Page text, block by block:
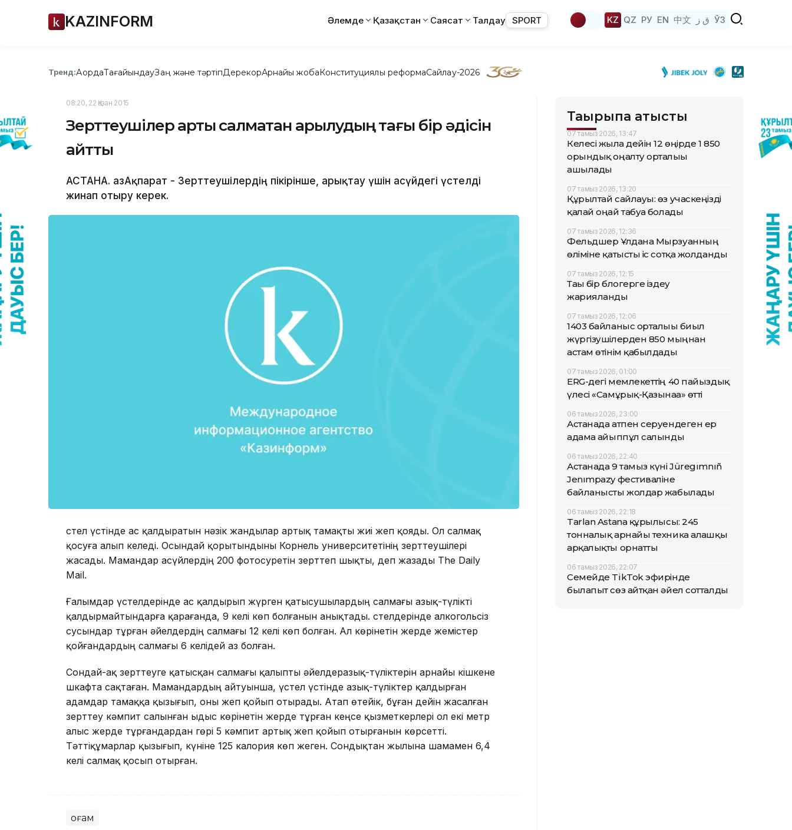
KAZINFORM Әлемде Қазақстан Саясат Талдау SPORT KZ QZ РУ EN 中文 ق ز ЎЗ
Тренд:АқордаТағайындауЗаң және тәртіпДерекқорАрнайы жобаКонституциялық реформаСайлау-2026
08:20, 22 Қазан 2015
Зерттеушілер артық салмақтан арылудың тағы бір әдісін
айтты
АСТАНА. ҚазАқпарат - Зерттеушілердің пікірінше, арықтау үшін асүйдегі үстелді
жинап отыру керек.
Үстел үстінде ас қалдыратын нәзік жандылар артық тамақты жиі жеп қояды. Ол салмақ
қосуға алып келеді. Осындай қорытындыны Корнель университетінің зерттеушілері
жасады. Мамандар асүйлердің 200 фотосуретін зерттеп шықты, деп жазады The Daily
Mail.
Ғалымдар үстелдерінде ас қалдырып жүрген қатысушылардың салмағы азық-түлікті
қалдырмайтындарға қарағанда, 9 келі көп болғанын анықтады. Үстелдерінде алкогольсіз
сусындар тұрған әйелдердің салмағы 12 келі көп болған. Ал көрінетін жерде жемістер
қойғандардың салмағы 6 келідей аз болған.
Сондай-ақ зерттеуге қатысқан салмағы қалыпты әйелдеразық-түліктерін арнайы кішкене
шкафта сақтаған. Мамандардың айтуынша, үстел үстінде азық-түліктер қалдырған
адамдар тамаққа қызығып, оны жеп қойып отырады. Атап өтейік, бұған дейін жасалған
зерттеу кәмпит салынған ыдыс көрінетін жерде тұрған кеңсе қызметкерлері ол екі метр
алыс жерде тұрғандардан гөрі 5 кәмпит артық жеп қойып отырғанын көрсетті.
Тәттіқұмарлар қызығып, күніне 125 калория көп жеген. Сондықтан жылына шамамен 6,4
келі салмақ қосып отырған.
Қоғам
Тақырыпқа қатысты
07 тамыз 2026, 13:47
Келесі жылға дейін 12 өңірде 1 850
орындық оңалту орталығы
ашылады
07 тамыз 2026, 13:20
Құрылтай сайлауы: өз учаскеңізді
қалай оңай табуға болады
07 тамыз 2026, 12:36
Фельдшер Ұлдана Мырзуанның
өліміне қатысты іс сотқа жолданды
07 тамыз 2026, 12:15
Тағы бір блогерге іздеу
жарияланды
07 тамыз 2026, 12:06
1403 байланыс орталығы биыл
жүргізушілерден 850 мыңнан
астам өтінім қабылдады
07 тамыз 2026, 01:00
ERG-дегі мемлекеттің 40 пайыздық
үлесі «Самұрық-Қазынаға» өтті
06 тамыз 2026, 23:00
Астанада атпен серуендеген ер
адамға айыппұл салынды
06 тамыз 2026, 22:40
Астанада 9 тамыз күні Jüregımnıñ
Jenımpazy фестиваліне
байланысты жолдар жабылады
06 тамыз 2026, 22:18
Tarlan Astana құрылысы: 245
тонналық арнайы техника алғашқы
арқалықты орнатты
06 тамыз 2026, 22:07
Семейде TikTok эфирінде
былапыт сөз айтқан әйел сотталды